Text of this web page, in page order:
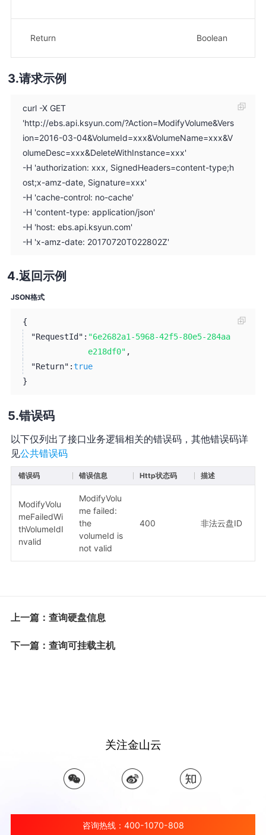
Return Boolean
请求示例
curl -X GET
'http://ebs.api.ksyun.com/?Action=ModifyVolume&Vers
ion=2016-03-04&VolumeId=xxx&VolumeName=xxx&V
olumeDesc=xxx&DeleteWithInstance=xxx'
-H 'authorization: xxx, SignedHeaders=content-type;h
ost;x-amz-date, Signature=xxx'
-H 'cache-control: no-cache'
-H 'content-type: application/json'
-H 'host: ebs.api.ksyun.com'
-H 'x-amz-date: 20170720T022802Z'
返回示例
JSON格式
{
"RequestId": "6e2682a1-5968-42f5-80e5-284aa
e218df0" ,
"Return":true
}
错误码
以下仅列出了接口业务逻辑相关的错误码，其他错误码详
见公共错误码
错误码 错误信息 Http状态码 描述
ModifyVolu
meFailedWi
thVolumeIdI
nvalid
ModifyVolu
me failed:
the
volumeId is
not valid
400 非法云盘ID
上一篇：查询硬盘信息
下一篇：查询可挂载主机
关注金山云
咨询热线：400-1070-808